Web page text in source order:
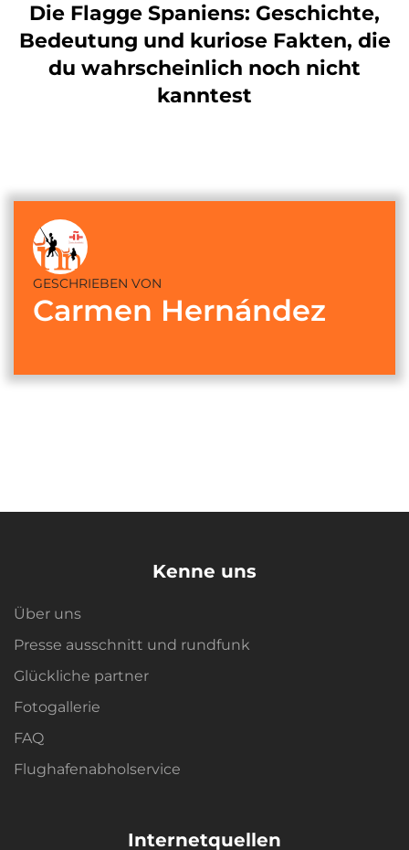
Die Flagge Spaniens: Geschichte,
Bedeutung und kuriose Fakten, die
du wahrscheinlich noch nicht
kanntest
GESCHRIEBEN VON
Carmen Hernández
Kenne uns
Über uns
Presse ausschnitt und rundfunk
Glückliche partner
Fotogallerie
FAQ
Flughafenabholservice
Internetquellen